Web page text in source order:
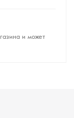
и может